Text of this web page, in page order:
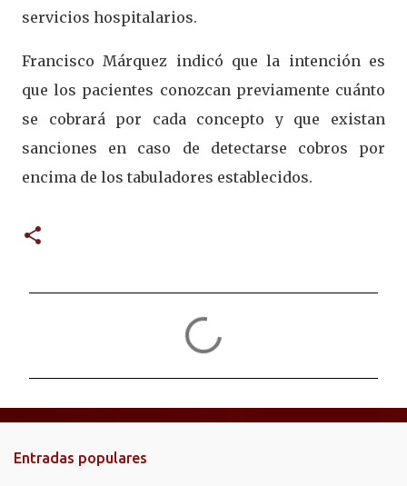
servicios hospitalarios.
Francisco Márquez indicó que la intención es
que los pacientes conozcan previamente cuánto
se cobrará por cada concepto y que existan
sanciones en caso de detectarse cobros por
encima de los tabuladores establecidos.
n
t
Entradas populares